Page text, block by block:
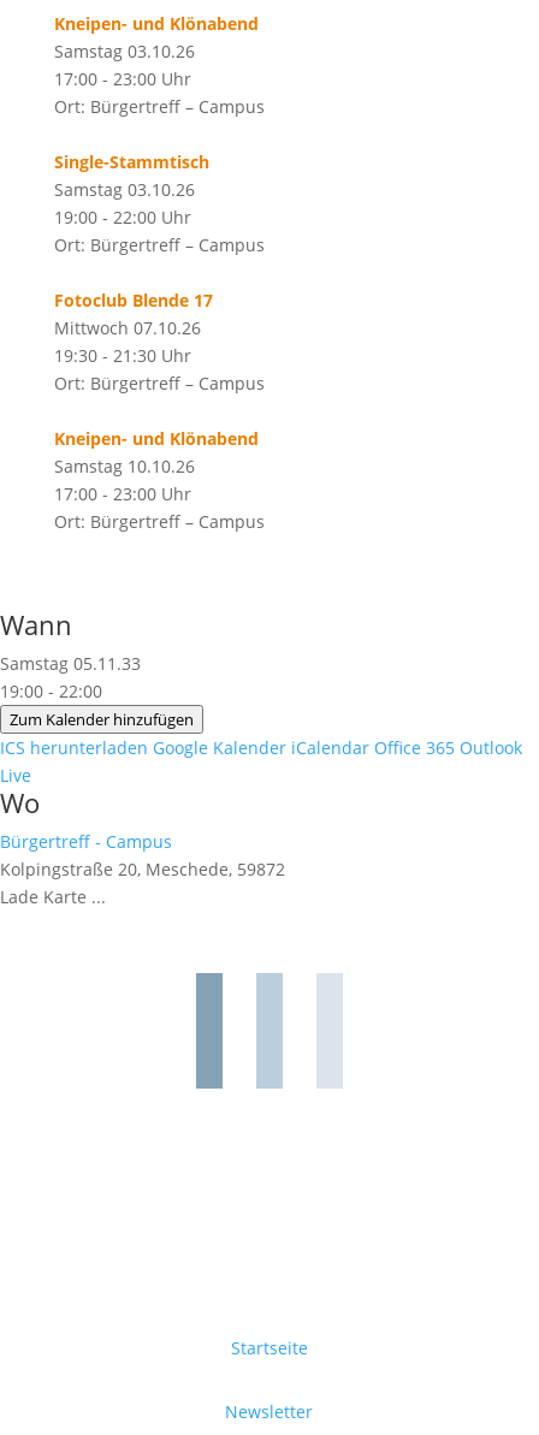
Kneipen- und Klönabend
Samstag 03.10.26
17:00 - 23:00 Uhr
Ort: Bürgertreff – Campus
Single-Stammtisch
Samstag 03.10.26
19:00 - 22:00 Uhr
Ort: Bürgertreff – Campus
Fotoclub Blende 17
Mittwoch 07.10.26
19:30 - 21:30 Uhr
Ort: Bürgertreff – Campus
Kneipen- und Klönabend
Samstag 10.10.26
17:00 - 23:00 Uhr
Ort: Bürgertreff – Campus
Wann
Samstag 05.11.33
19:00 - 22:00
Zum Kalender hinzufügen
ICS herunterladen Google Kalender iCalendar Office 365 Outlook
Live
Wo
Bürgertreff - Campus
Kolpingstraße 20, Meschede, 59872
Lade Karte ...
Startseite
Newsletter